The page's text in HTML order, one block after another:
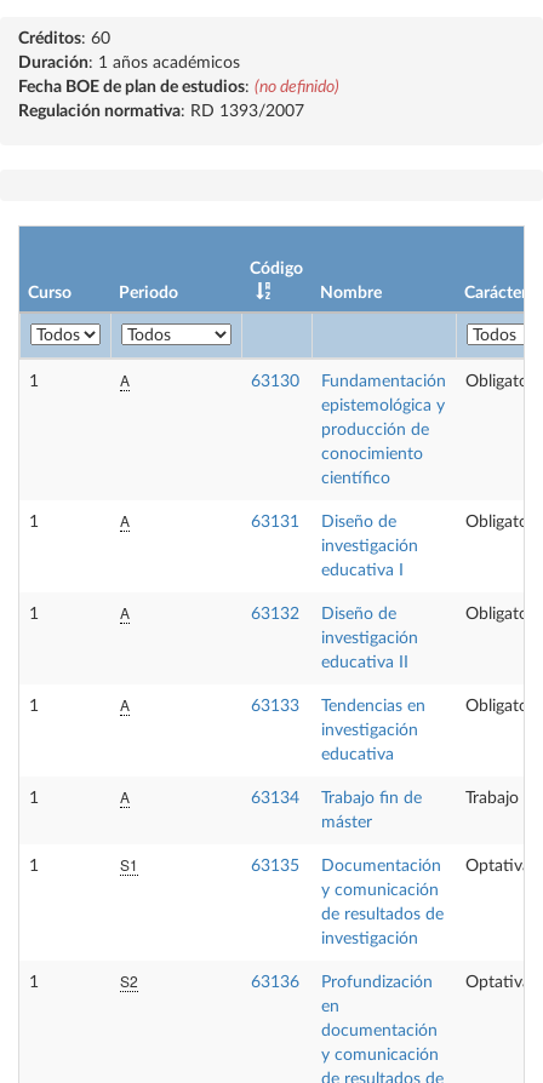
Créditos: 60
Duración: 1 años académicos
Fecha BOE de plan de estudios: (no definido)
Regulación normativa: RD 1393/2007
Curso Periodo
Código
Nombre
Carácter
1 A 63130
Fundamentación
epistemológica y
producción de
conocimiento
científico
1 A 63131
Diseño de
investigación
educativa I
1 A 63132
Diseño de
investigación
educativa II
1 A 63133
Tendencias en
investigación
educativa
1 A 63134
Trabajo fin de
máster
Trabajo
1 S1 63135
Documentación
y comunicación
de resultados de
investigación
Optativa
1 S2 63136
Profundización
en
documentación
y comunicación
de resultados de
Optativa